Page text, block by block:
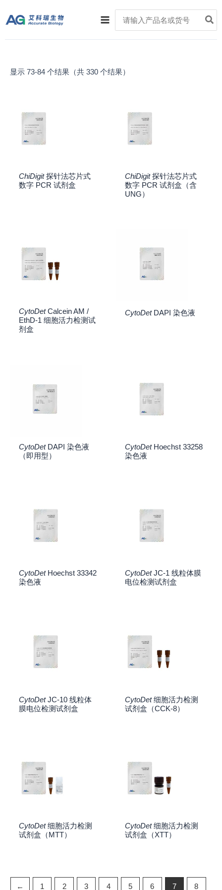
容
Main
Menu
for:
显示 73-84 个结果（共 330 个结果）
ChiDigit探针法芯片式
数字 PCR 试剂盒
ChiDigit探针法芯片式
数字 PCR 试剂盒（含
UNG）
CytoDetCalcein AM /
EthD-1 细胞活力检测试
剂盒
CytoDetDAPI 染色液
CytoDetDAPI 染色液
（即用型）
CytoDetHoechst 33258
染色液
CytoDetHoechst 33342
染色液
CytoDetJC-1 线粒体膜
电位检测试剂盒
CytoDetJC-10 线粒体
膜电位检测试剂盒
CytoDet细胞活力检测
试剂盒（CCK-8）
CytoDet细胞活力检测
试剂盒（MTT）
CytoDet细胞活力检测
试剂盒（XTT）
← 1 2 3 4 5 6 7 8